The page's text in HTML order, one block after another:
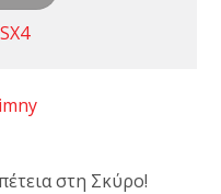
στη Σκύρο!